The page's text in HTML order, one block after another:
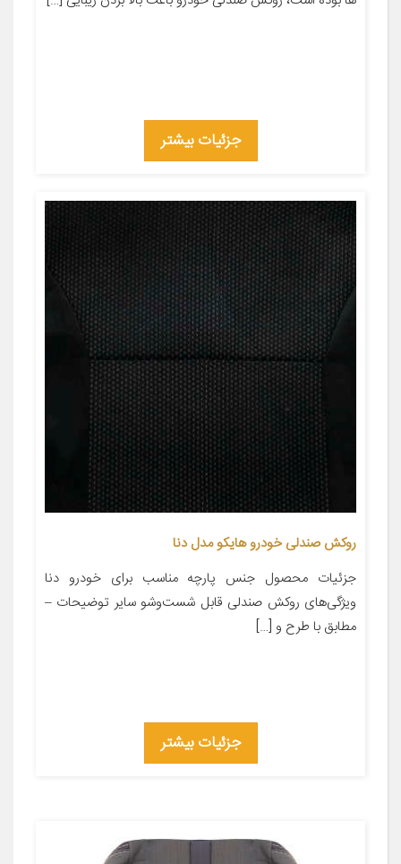
جزئیات بیشتر
روکش صندلی خودرو هایکو مدل دنا
جزئیات محصول جنس پارچه مناسب برای خودرو دنا
ویژگی‌های روکش صندلی قابل شست‌وشو سایر توضیحات –
مطابق با طرح و […]
جزئیات بیشتر